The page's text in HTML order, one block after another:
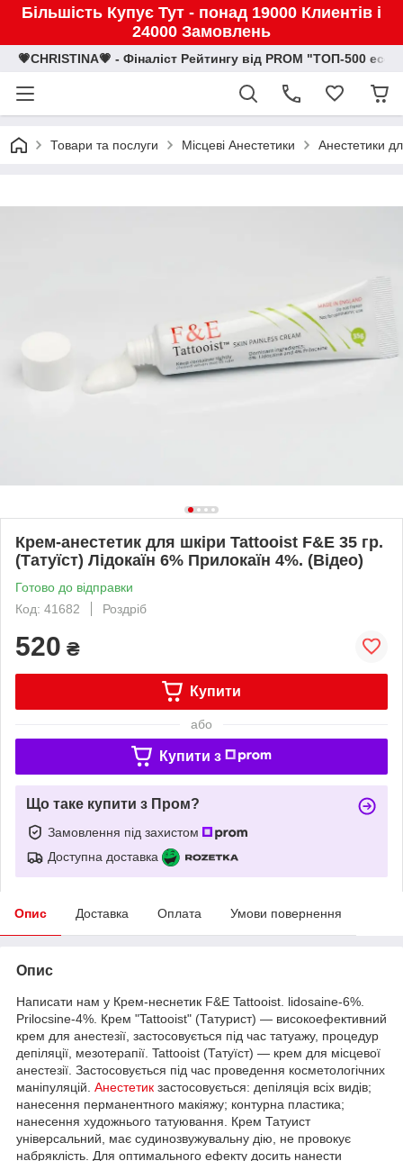
Більшість Купує Тут - понад 19000 Клиентів і
24000 Замовлень
💗CHRISTINA💗 - Фіналіст Рейтингу від PROM "ТОП-500
Товари та послуги Місцеві Анестетики Анестетики
Крем-анестетик для шкіри Tattooist F&E 35 гр.
(Татуїст) Лідокаїн 6% Прилокаїн 4%. (Відео)
Готово до відправки
Код: 41682
Роздріб
520 ₴
Купити
або
Купити з
Що таке купити з Пром?
Замовлення під захистом
Доступна доставка
Опис Доставка Оплата Умови повернення
Опис
Написати нам у Крем-неснетик F&E Tattooist. lidosaine-6%.
Prilocsine-4%. Крем "Tattooist" (Татурист) — високоефективний
крем для анестезії, застосовується під час татуажу, процедур
депіляції, мезотерапії. Tattooist (Татуїст) — крем для місцевої
анестезії. Застосовується під час проведення косметологічних
маніпуляцій. Анестетик застосовується: депіляція всіх видів;
нанесення перманентного макіяжу; контурна пластика;
нанесення художнього татуювання. Крем Татуист
універсальний, має судинозвужувальну дію, не провокує
набряклість. Для оптимального ефекту досить нанести